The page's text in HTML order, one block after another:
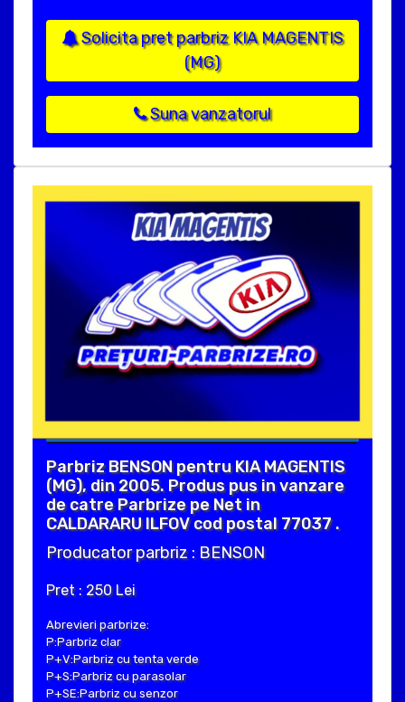
Solicita pret parbriz KIA MAGENTIS
(MG)
Suna vanzatorul
Parbriz BENSON pentru KIA MAGENTIS
(MG), din 2005. Produs pus in vanzare
de catre Parbrize pe Net in
CALDARARU ILFOV cod postal 77037 .
Producator parbriz : BENSON
Pret : 250 Lei
Abrevieri parbrize:
P:Parbriz clar
P+V:Parbriz cu tenta verde
P+S:Parbriz cu parasolar
P+SE:Parbriz cu senzor